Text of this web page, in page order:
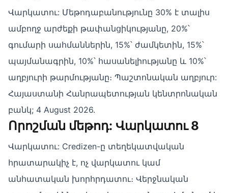
Վարկատու: Մեթոդաբանությունը 30% է տալիս
ամբողջ արժեքի թափանցիկությանը, 20%՝
գումարի սահմաններին, 15%՝ ժամկետին, 15%՝
պայմանագրին, 10%՝ հասանելիությանը և 10%՝
աղբյուրի թարմությանը։ Պաշտոնական աղբյուր:
Հայաստանի Հանրապետության կենտրոնական
բանկ; 4 August 2026.
Որոշման մեթոդ: Վարկատու 8
Վարկատու: Credizen-ը տեղեկատվական
հրատարակիչ է, ոչ վարկատու կամ
անհատական խորհրդատու։ Վերջնական